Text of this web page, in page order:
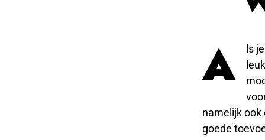
A
ls
namelijk ook
goede